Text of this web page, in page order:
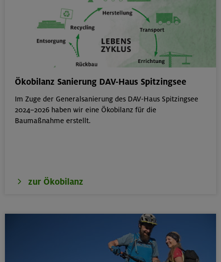
22./23.08.26
Bouldern für Einsteiger indoor
München
Birnhorn 2634 m, Hochzint 2246 m und Dürrkarhorn
Ökobilanz Sanierung DAV-Haus Spitzingsee
Im Zuge der Generalsanierung des DAV-Haus Spitzingsee
2024–2026 haben wir eine Ökobilanz für die
Baumaßnahme erstellt.
zur Ökobilanz